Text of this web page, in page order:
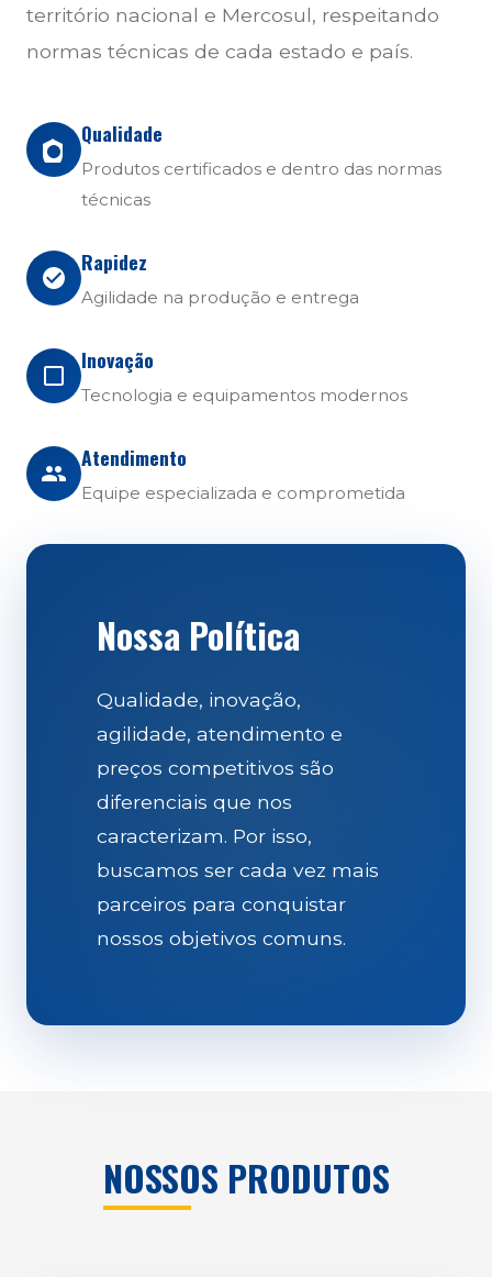
território nacional e Mercosul, respeitando
normas técnicas de cada estado e país.
Qualidade
Produtos certificados e dentro das normas
técnicas
Rapidez
Agilidade na produção e entrega
Inovação
Tecnologia e equipamentos modernos
Atendimento
Equipe especializada e comprometida
Nossa Política
Qualidade, inovação,
agilidade, atendimento e
preços competitivos são
diferenciais que nos
caracterizam. Por isso,
buscamos ser cada vez mais
parceiros para conquistar
nossos objetivos comuns.
NOSSOS PRODUTOS